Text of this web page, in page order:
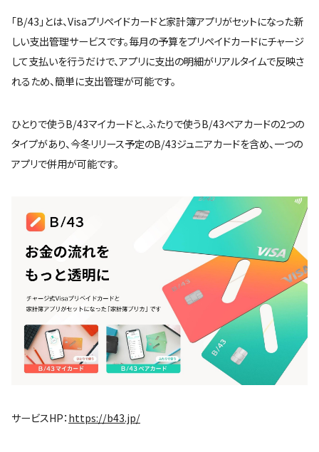
「B/43」とは、Visaプリペイドカードと家計簿アプリがセットになった新
しい支出管理サービスです。毎月の予算をプリペイドカードにチャージ
して支払いを行うだけで、アプリに支出の明細がリアルタイムで反映さ
れるため、簡単に支出管理が可能です。
ひとりで使うB/43マイカードと、ふたりで使うB/43ペアカードの2つの
タイプがあり、今冬リリース予定のB/43ジュニアカードを含め、一つの
アプリで併用が可能です。
サービスHP： https://b43.jp/